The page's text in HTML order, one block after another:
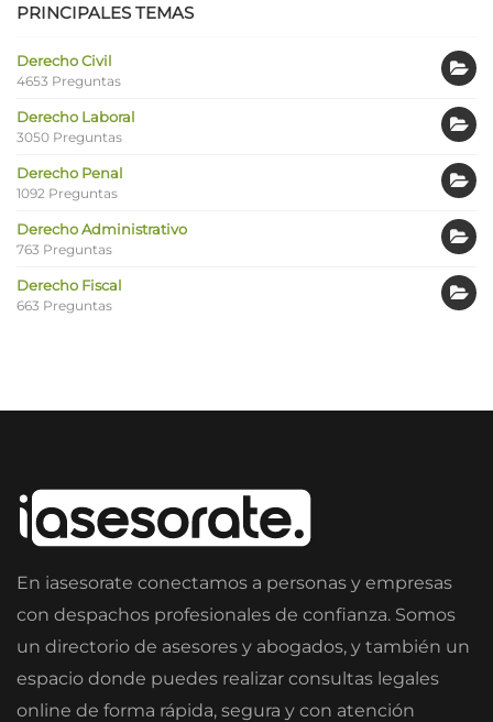
PRINCIPALES TEMAS
Derecho Civil
4653 Preguntas
Derecho Laboral
3050 Preguntas
Derecho Penal
1092 Preguntas
Derecho Administrativo
763 Preguntas
Derecho Fiscal
663 Preguntas
En iasesorate conectamos a personas y empresas
con despachos profesionales de confianza. Somos
un directorio de asesores y abogados, y también un
espacio donde puedes realizar consultas legales
online de forma rápida, segura y con atención